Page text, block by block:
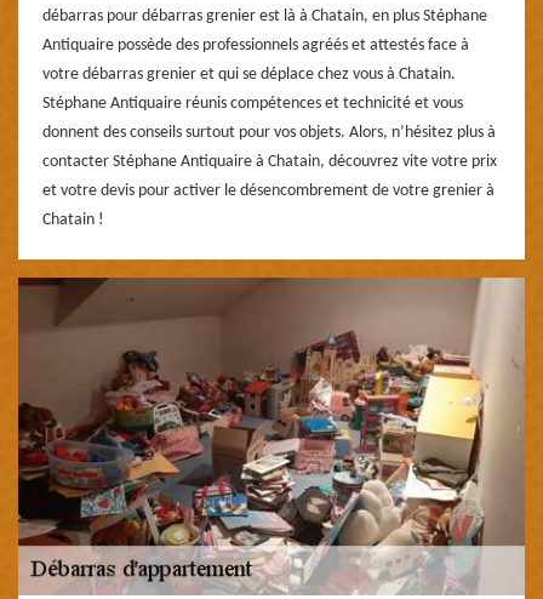
débarras pour débarras grenier est là à Chatain, en plus Stéphane
Antiquaire possède des professionnels agréés et attestés face à
votre débarras grenier et qui se déplace chez vous à Chatain.
Stéphane Antiquaire réunis compétences et technicité et vous
donnent des conseils surtout pour vos objets. Alors, n’hésitez plus à
contacter Stéphane Antiquaire à Chatain, découvrez vite votre prix
et votre devis pour activer le désencombrement de votre grenier à
Chatain !